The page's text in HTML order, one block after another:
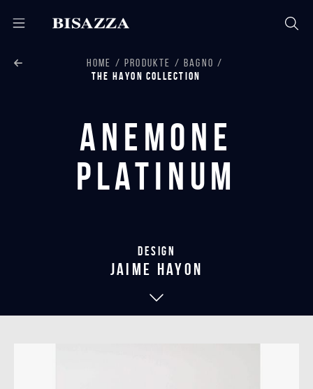
HOME PRODUKTE
BAGNO
THE HAYON COLLECTION
Anemone
Platinum
Design
jaime hayon